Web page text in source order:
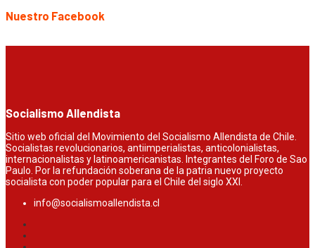
Nuestro Facebook
Socialismo Allendista
Sitio web oficial del Movimiento del Socialismo Allendista de Chile.
Socialistas revolucionarios, antiimperialistas, anticolonialistas,
internacionalistas y latinoamericanistas. Integrantes del Foro de Sao
Paulo. Por la refundación soberana de la patria nuevo proyecto
socialista con poder popular para el Chile del siglo XXI.
info@socialismoallendista.cl